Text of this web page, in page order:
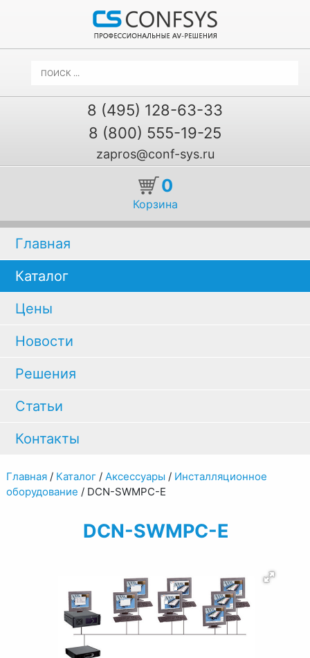
8 (495) 128-63-33
8 (800) 555-19-25
zapros@conf-sys.ru
0
Корзина
Главная
Каталог
Цены
Новости
Решения
Статьи
Контакты
Главная/ Каталог/ Аксессуары / Инсталляционное
оборудование / DCN-SWMPC-E
DCN-SWMPC-E